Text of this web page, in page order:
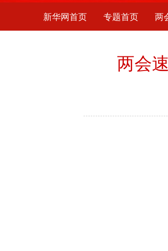
新华网首页 专题首页 两
两会